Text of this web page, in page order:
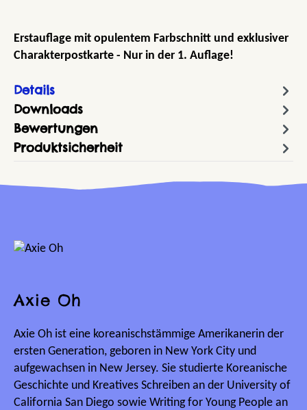
Erstauflage mit opulentem Farbschnitt und exklusiver
Charakterpostkarte - Nur in der 1. Auflage!
Details
Downloads
Bewertungen
Produktsicherheit
Axie Oh
Axie Oh ist eine koreanischstämmige Amerikanerin der
ersten Generation, geboren in New York City und
aufgewachsen in New Jersey. Sie studierte Koreanische
Geschichte und Kreatives Schreiben an der University of
California San Diego sowie Writing for Young People an